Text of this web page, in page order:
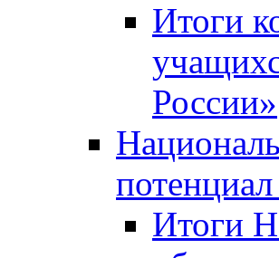
Итоги
России»
Итоги